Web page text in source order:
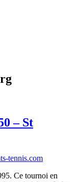
– St
tennis.com
Ce tournoi en